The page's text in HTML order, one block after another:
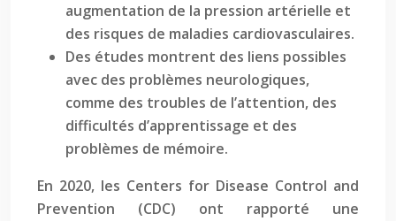
augmentation de la pression artérielle et
des risques de maladies cardiovasculaires.
Des études montrent des liens possibles
avec des problèmes neurologiques,
comme des troubles de l’attention, des
difficultés d’apprentissage et des
problèmes de mémoire.
En 2020, les Centers for Disease Control and
Prevention (CDC) ont rapporté une